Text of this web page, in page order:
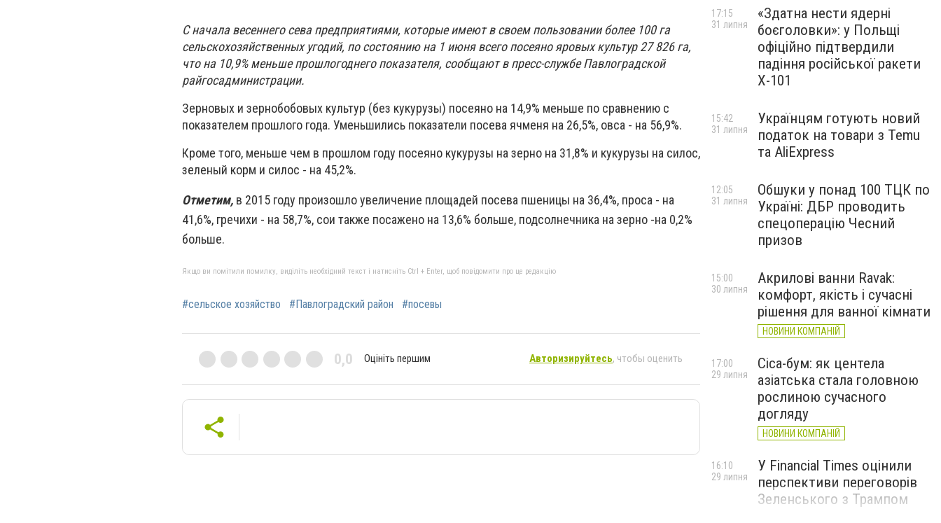
С начала весеннего сева предприятиями, которые имеют в своем пользовании более 100 га
сельскохозяйственных угодий, по состоянию на 1 июня всего посеяно яровых культур 27 826 га,
что на 10,9% меньше прошлогоднего показателя, сообщают в пресс-службе Павлоградской
райгосадминистрации.
Зерновых и зернобобовых культур (без кукурузы) посеяно на 14,9% меньше по сравнению с
показателем прошлого года. Уменьшились показатели посева ячменя на 26,5%, овса - на 56,9%.
Кроме того, меньше чем в прошлом году посеяно кукурузы на зерно на 31,8% и кукурузы на силос,
зеленый корм и силос - на 45,2%.
Отметим, в 2015 году произошло увеличение площадей посева пшеницы на 36,4%, проса - на
41,6%, гречихи - на 58,7%, сои также посажено на 13,6% больше, подсолнечника на зерно -на 0,2%
больше.
Якщо ви помітили помилку, виділіть необхідний текст і натисніть Ctrl + Enter, щоб повідомити про це редакцію
#сельское хозяйство #Павлоградский район #посевы
0,0 Оцініть першим Авторизируйтесь, чтобы оценить
«Здатна нести ядерні
боєголовки»: у Польщі
офіційно підтвердили
падіння російської ракети
Х-101
17:15
31 липня
Українцям готують новий
податок на товари з Temu
та AliExpress
15:42
31 липня
Обшуки у понад 100 ТЦК по
Україні: ДБР проводить
спецоперацію Чесний
призов
12:05
31 липня
Акрилові ванни Ravak:
комфорт, якість і сучасні
рішення для ванної кімнати
НОВИНИ КОМПАНІЙ
15:00
30 липня
Cica-бум: як центела
азіатська стала головною
рослиною сучасного
догляду
НОВИНИ КОМПАНІЙ
17:00
29 липня
У Financial Times оцінили
перспективи переговорів
Зеленського з Трампом
16:10
29 липня